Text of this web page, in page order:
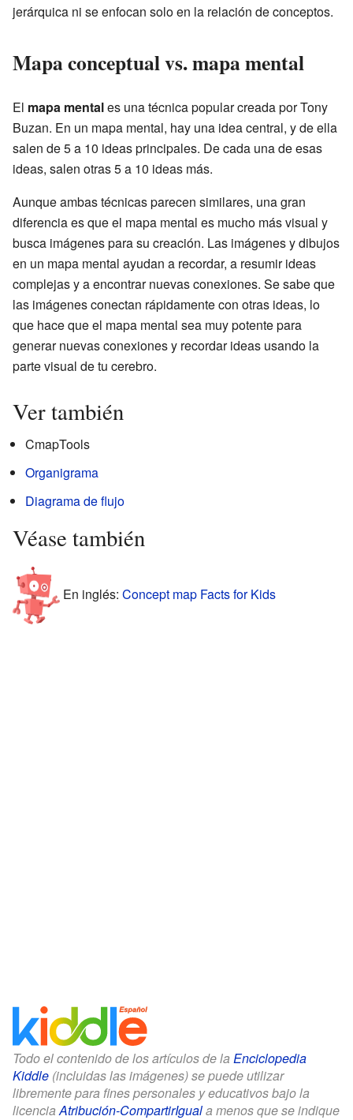
jerárquica ni se enfocan solo en la relación de conceptos.
Mapa conceptual vs. mapa mental
El mapa mentales una técnica popular creada por Tony
Buzan. En un mapa mental, hay una idea central, y de ella
salen de 5 a 10 ideas principales. De cada una de esas
ideas, salen otras 5 a 10 ideas más.
Aunque ambas técnicas parecen similares, una gran
diferencia es que el mapa mental es mucho más visual y
busca imágenes para su creación. Las imágenes y dibujos
en un mapa mental ayudan a recordar, a resumir ideas
complejas y a encontrar nuevas conexiones. Se sabe que
las imágenes conectan rápidamente con otras ideas, lo
que hace que el mapa mental sea muy potente para
generar nuevas conexiones y recordar ideas usando la
parte visual de tu cerebro.
Ver también
CmapTools
Organigrama
Diagrama de flujo
Véase también
En inglés: Concept map Facts for Kids
Todo el contenido de los artículos de la Enciclopedia
Kiddle (incluidas las imágenes) se puede utilizar
libremente para fines personales y educativos bajo la
licenciaAtribución-CompartirIguala menos que se indique